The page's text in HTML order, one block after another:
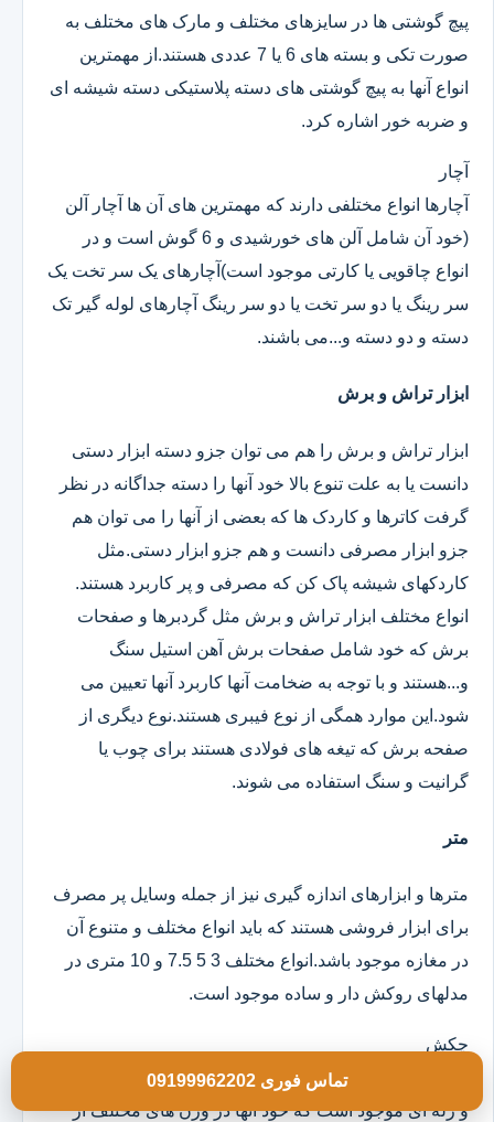
پیچ گوشتی ها در سایزهای مختلف و مارک های مختلف به
صورت تکی و بسته های 6 یا 7 عددی هستند.از مهمترین
انواع آنها به پیچ گوشتی های دسته پلاستیکی دسته شیشه ای
و ضربه خور اشاره کرد.
آچار
آچارها انواع مختلفی دارند که مهمترین های آن ها آچار آلن
(خود آن شامل آلن های خورشیدی و 6 گوش است و در
انواع چاقویی یا کارتی موجود است)آچارهای یک سر تخت یک
سر رینگ یا دو سر تخت یا دو سر رینگ آچارهای لوله گیر تک
دسته و دو دسته و...می باشند.
ابزار تراش و برش
ابزار تراش و برش را هم می توان جزو دسته ابزار دستی
دانست یا به علت تنوع بالا خود آنها را دسته جداگانه در نظر
گرفت کاترها و کاردک ها که بعضی از آنها را می توان هم
جزو ابزار مصرفی دانست و هم جزو ابزار دستی.مثل
کاردکهای شیشه پاک کن که مصرفی و پر کاربرد هستند.
انواع مختلف ابزار تراش و برش مثل گردبرها و صفحات
برش که خود شامل صفحات برش آهن استیل سنگ
و...هستند و با توجه به ضخامت آنها کاربرد آنها تعیین می
شود.این موارد همگی از نوع فیبری هستند.نوع دیگری از
صفحه برش که تیغه های فولادی هستند برای چوب یا
گرانیت و سنگ استفاده می شوند.
متر
مترها و ابزارهای اندازه گیری نیز از جمله وسایل پر مصرف
برای ابزار فروشی هستند که باید انواع مختلف و متنوع آن
در مغازه موجود باشد.انواع مختلف 3 5 7.5 و 10 متری در
مدلهای روکش دار و ساده موجود است.
چکش
انواع چکش در مدلهای تمام فلزی دسته چوبی تمام لاستیکی
و ژله ای موجود است که خود آنها در وزن های مختلف از
تماس فوری 09199962202